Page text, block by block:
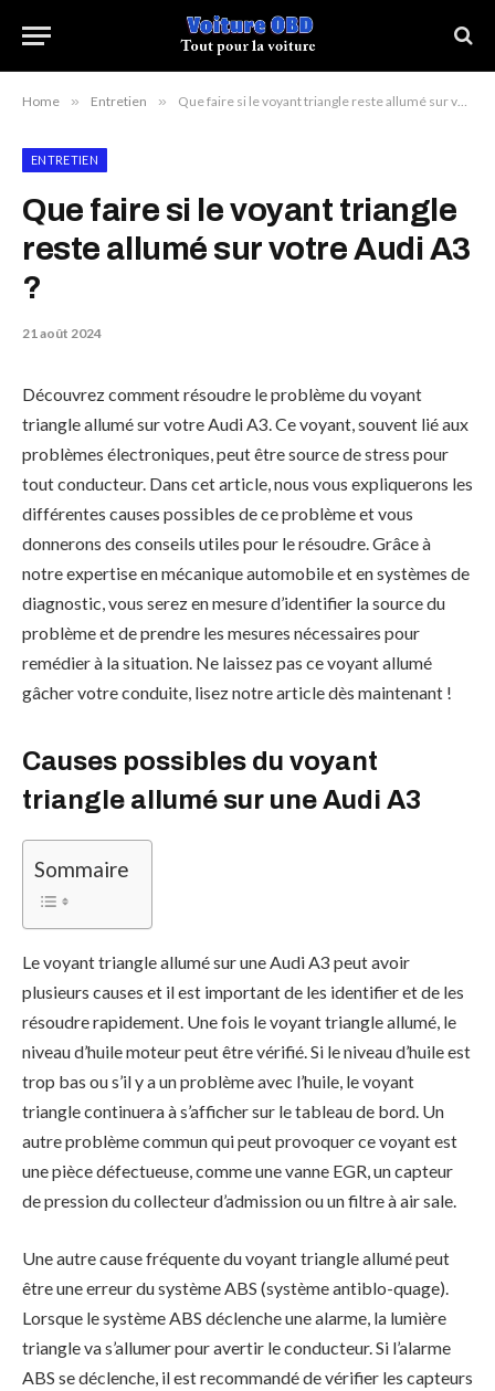
Home » Entretien » Que faire si le voyant triangle reste allumé sur votre Audi A3 ?
ENTRETIEN
Que faire si le voyant triangle
reste allumé sur votre Audi A3
?
21 août 2024
Découvrez comment résoudre le problème du voyant
triangle allumé sur votre Audi A3. Ce voyant, souvent lié aux
problèmes électroniques, peut être source de stress pour
tout conducteur. Dans cet article, nous vous expliquerons les
différentes causes possibles de ce problème et vous
donnerons des conseils utiles pour le résoudre. Grâce à
notre expertise en mécanique automobile et en systèmes de
diagnostic, vous serez en mesure d’identifier la source du
problème et de prendre les mesures nécessaires pour
remédier à la situation. Ne laissez pas ce voyant allumé
gâcher votre conduite, lisez notre article dès maintenant !
Causes possibles du voyant
triangle allumé sur une Audi A3
Sommaire
Le voyant triangle allumé sur une Audi A3 peut avoir
plusieurs causes et il est important de les identifier et de les
résoudre rapidement. Une fois le voyant triangle allumé, le
niveau d’huile moteur peut être vérifié. Si le niveau d’huile est
trop bas ou s’il y a un problème avec l’huile, le voyant
triangle continuera à s’afficher sur le tableau de bord. Un
autre problème commun qui peut provoquer ce voyant est
une pièce défectueuse, comme une vanne EGR, un capteur
de pression du collecteur d’admission ou un filtre à air sale.
Une autre cause fréquente du voyant triangle allumé peut
être une erreur du système ABS (système antiblo-quage).
Lorsque le système ABS déclenche une alarme, la lumière
triangle va s’allumer pour avertir le conducteur. Si l’alarme
ABS se déclenche, il est recommandé de vérifier les capteurs